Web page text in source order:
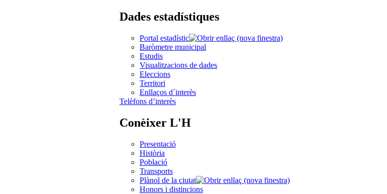
Dades estadístiques
Portal estadístic
Baròmetre municipal
Estudis
Visualitzacions de dades
Eleccions
Territori
Enllaços d´interès
Telèfons d’interès
Conèixer L'H
Presentació
Història
Població
Transports
Plànol de la ciutat
Honors i distincions